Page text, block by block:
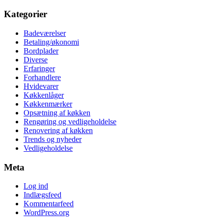
Kategorier
Badeværelser
Betaling/økonomi
Bordplader
Diverse
Erfaringer
Forhandlere
Hvidevarer
Køkkenlåger
Køkkenmærker
Opsætning af køkken
Rengøring og vedligeholdelse
Renovering af køkken
Trends og nyheder
Vedligeholdelse
Meta
Log ind
Indlægsfeed
Kommentarfeed
WordPress.org